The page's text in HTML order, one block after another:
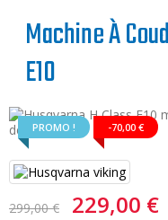
Machine À
E10
PROMO ! -70,00 €
299,00 € 229,00 €